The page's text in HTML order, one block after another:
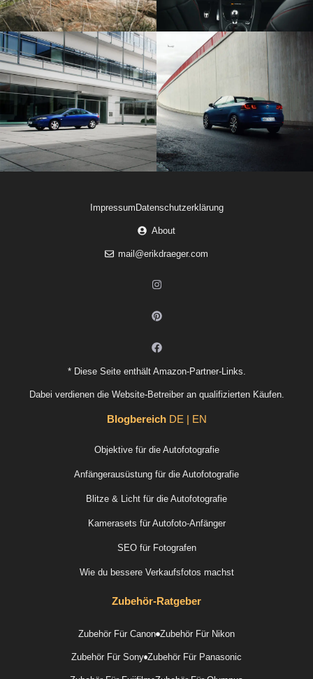
Zubehör-Ratgeber
Zubehör Für Canon Zubehör Für Nikon
Zubehör Für Sony Zubehör Für Panasonic
BlogbereichDE | EN
Objektive für die Autofotografie
Anfängerausüstung für die Autofotografie
Blitze & Licht für die Autofotografie
Kamerasets für Autofoto-Anfänger
SEO für Fotografen
Wie du bessere Verkaufsfotos machst
Impressum Datenschutzerklärung
About
mail@erikdraeger.com
* Diese Seite enthält Amazon-Partner-Links.
Dabei verdienen die Website-Betreiber an qualifizierten Käufen.